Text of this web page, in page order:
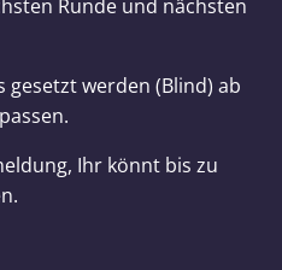
Runde und nächsten
gesetzt werden (Blind) ab
Ihr könnt bis zu